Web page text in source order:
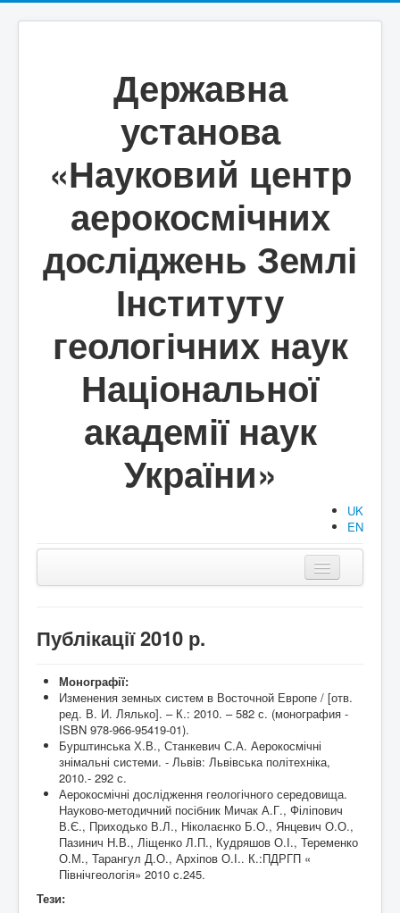
Державна
установа
«Науковий центр
аерокосмічних
досліджень Землі
Інституту
геологічних наук
Національної
академії наук
України»
UK
EN
Структура
Документи
Аспірантура/Докторантура
Публікації
Події
Контакти
Публікації 2010 р.
Монографії:
Изменения земных систем в Восточной Европе / [отв.
ред. В. И. Лялько]. – К.: 2010. – 582 с. (монография -
ISBN 978-966-95419-01).
Бурштинська Х.В., Станкевич С.А. Аерокосмічні
знімальні системи. - Львів: Львівська політехніка,
2010.- 292 с.
Аерокосмічні дослідження геологічного середовища.
Науково-методичний посібник Мичак А.Г., Філіпович
В.Є., Приходько В.Л., Ніколаєнко Б.О., Янцевич О.О.,
Пазинич Н.В., Ліщенко Л.П., Кудряшов О.І., Теременко
О.М., Тарангул Д.О., Архіпов О.І.. К.:ПДРГП «
Північгеологія» 2010 c.245.
Тези: